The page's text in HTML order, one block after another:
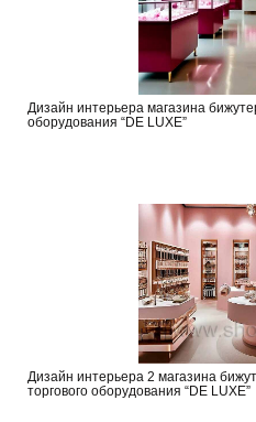
Дизайн интерьера магазина
оборудования “DE LUXE”
Дизайн интерьера 2 магазина
торгового оборудования “DE LUXE”